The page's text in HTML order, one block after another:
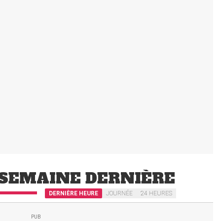
DERNIÈRE
DERNIÈRE HEURE JOURNÉE 24 HEURES